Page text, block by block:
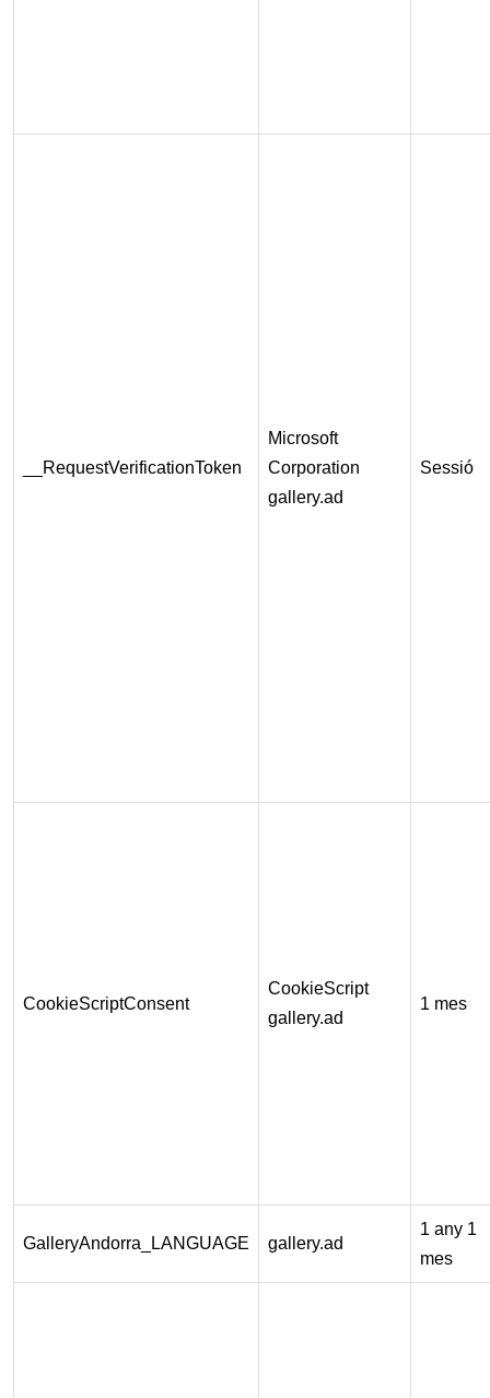
__RequestVerificationToken
Microsoft
Corporation
gallery.ad
Sessió
CookieScriptConsent
CookieScript
gallery.ad
1 mes
GalleryAndorra_LANGUAGE gallery.ad
1 any 1
mes